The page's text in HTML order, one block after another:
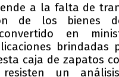
a la falta de
de los bienes
en
brindadas
caja de zapatos
resisten un